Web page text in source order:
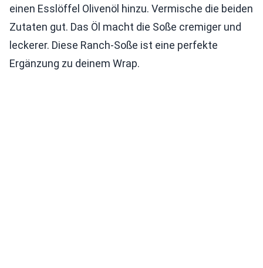
einen Esslöffel Olivenöl hinzu. Vermische die beiden
Zutaten gut. Das Öl macht die Soße cremiger und
leckerer. Diese Ranch-Soße ist eine perfekte
Ergänzung zu deinem Wrap.